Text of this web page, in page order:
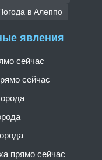
в Алеппо
явления
сейчас
сейчас
прямо сейчас